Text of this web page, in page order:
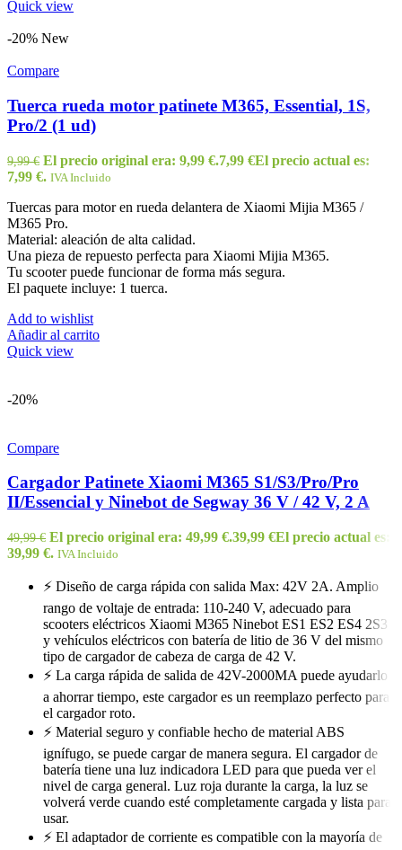
Quick view
-20% New
Compare
Tuerca rueda motor patinete M365, Essential, 1S,
Pro/2 (1 ud)
9,99€ El precio original era: 9,99 €.7,99 €El precio actual es:
7,99 €. IVA Incluido
Tuercas para motor en rueda delantera de Xiaomi Mijia M365 /
M365 Pro.
Material: aleación de alta calidad.
Una pieza de repuesto perfecta para Xiaomi Mijia M365.
Tu scooter puede funcionar de forma más segura.
El paquete incluye: 1 tuerca.
Add to wishlist
Añadir al carrito
Quick view
-20%
Compare
Cargador Patinete Xiaomi M365 S1/S3/Pro/Pro
II/Essencial y Ninebot de Segway 36 V / 42 V, 2 A
49,99€ El precio original era: 49,99 €.39,99 €El precio actual es:
39,99 €. IVA Incluido
⚡ Diseño de carga rápida con salida Max: 42V 2A. Amplio
rango de voltaje de entrada: 110-240 V, adecuado para
scooters eléctricos Xiaomi M365 Ninebot ES1 ES2 ES4 2S3
y vehículos eléctricos con batería de litio de 36 V del mismo
tipo de cargador de cabeza de carga de 42 V.
⚡ La carga rápida de salida de 42V-2000MA puede ayudarlo
a ahorrar tiempo, este cargador es un reemplazo perfecto para
el cargador roto.
⚡ Material seguro y confiable hecho de material ABS
ignífugo, se puede cargar de manera segura. El cargador de
batería tiene una luz indicadora LED para que pueda ver el
nivel de carga general. Luz roja durante la carga, la luz se
volverá verde cuando esté completamente cargada y lista para
usar.
⚡ El adaptador de corriente es compatible con la mayoría de